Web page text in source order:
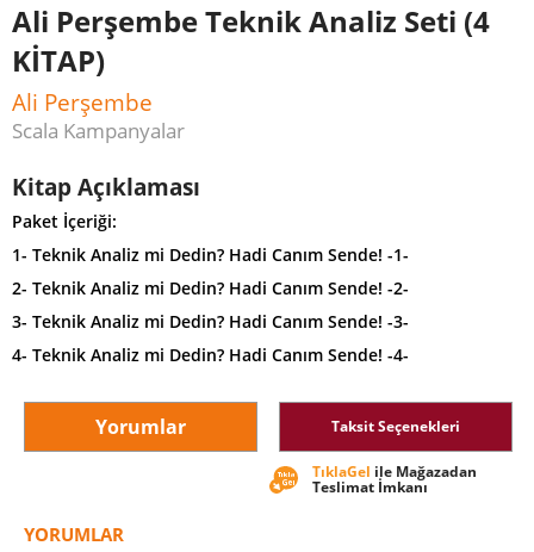
Ali Perşembe Teknik Analiz Seti (4
KİTAP)
Ali Perşembe
Scala Kampanyalar
Kitap Açıklaması
Paket İçeriği:
1- Teknik Analiz mi Dedin? Hadi Canım Sende! -1-
2- Teknik Analiz mi Dedin? Hadi Canım Sende! -2-
3- Teknik Analiz mi Dedin? Hadi Canım Sende! -3-
4- Teknik Analiz mi Dedin? Hadi Canım Sende! -4-
Yorumlar Taksit Seçenekleri
TıklaGel ile Mağazadan
Teslimat İmkanı
YORUMLAR